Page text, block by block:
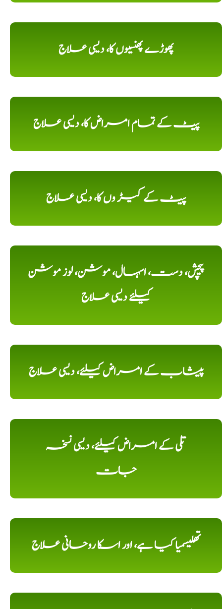
پھوڑے پھنسیوں کا، دیسی علاج
پیٹ کے تمام امراض کا، دیسی علاج
پیٹ کے کیڑ وں کا، دیسی علاج
پیچش، دست، اسہال، موشن، لوز موشن
کیلئے دیسی علاج
پیشاب کے امراض کیلئے، دیسی علاج
تلی کے امراض کیلئے، دیسی نسخہ
جات
تھلیسمیا کیا ہے، اور اسکا روحانی علاج